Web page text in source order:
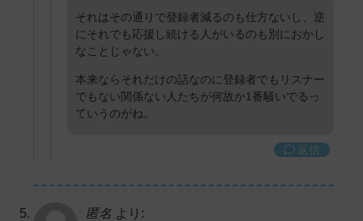
それはその通りで登録者減るのも仕方ないし、逆
にそれでも応援し続ける人がいるのも別におかし
なことじゃない。
本来ならそれだけの話なのに登録者でもリスナー
でもない関係ない人たちが何故か1番騒いでるっ
ていうのがね。
返信
匿名 より: